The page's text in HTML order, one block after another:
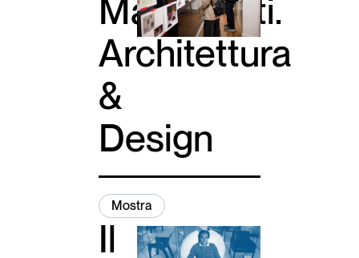
Magistretti.
Architettura
&
Design
Mostra
Il